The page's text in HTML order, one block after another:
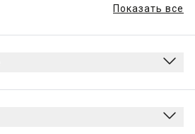
Показать все